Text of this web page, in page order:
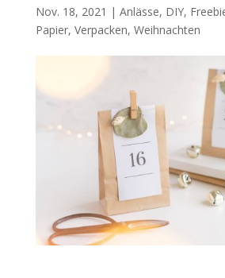
Nov. 18, 2021 | Anlässe, DIY,
Papier, Verpacken, Weihnachten